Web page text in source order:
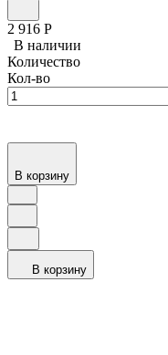
2 916 Р
В наличии
Количество
Кол-во
В корзину
В корзину